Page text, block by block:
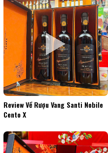
Review Về Rượu Vang Santi Nobile
Cento X